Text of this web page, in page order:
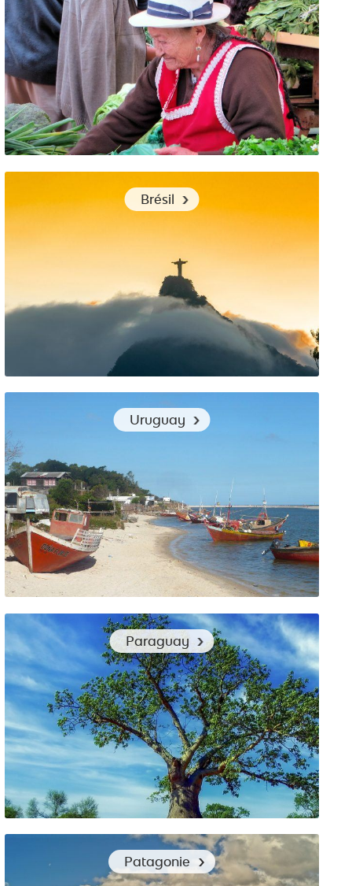
Vêtements de voyage en Équateur : nos conseils
Brésil
Les vêtements pour un voyage au Brésil cet été
Uruguay
Quel vêtement de voyage pour découvrir l’Uruguay ?
Paraguay
Les bons vêtements pour le Paraguay
Patagonie